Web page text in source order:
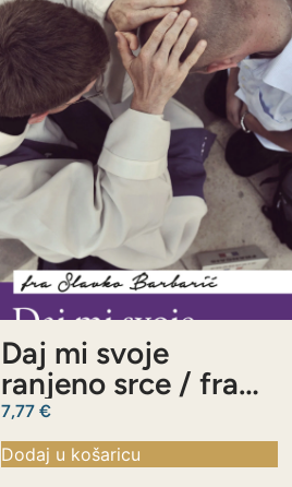
Daj mi svoje
ranjeno srce / fra
Slavko Barbarić
7,77 €
Dodaj u košaricu